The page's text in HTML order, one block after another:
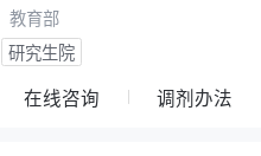
教育部
研究生院
在线咨询 调剂办法